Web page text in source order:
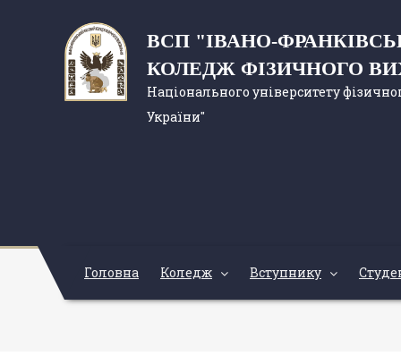
ВСП "ІВАНО-
КОЛЕДЖ ФІЗИЧНОГО
Національного університету
України"
Головна Коледж Вступнику